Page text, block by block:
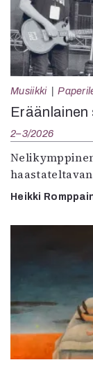
Musiikki
2–3/2026
Heikki